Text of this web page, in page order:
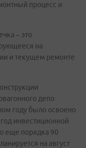
процесс и
– это
на
и текущем ремонте
депо
году было освоено
инвестиционной
еще порядка 90
на август